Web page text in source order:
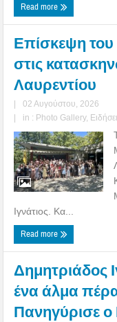
Read more
Επίσκεψη του
στις
Λαυρεντίου
|
02 Αυγούστου, 2026
|
in : Photo Gallery,
Ιγνάτιος. Κα...
Read more
Δημητριάδος
ένα άλμα
Πανηγύρισε ο